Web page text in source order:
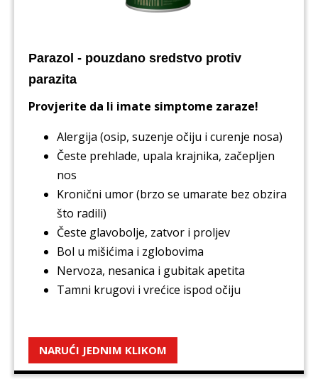
Parazol - pouzdano sredstvo protiv
parazita
Provjerite da li imate simptome zaraze!
Alergija (osip, suzenje očiju i curenje nosa)
Česte prehlade, upala krajnika, začepljen
nos
Kronični umor (brzo se umarate bez obzira
što radili)
Česte glavobolje, zatvor i proljev
Bol u mišićima i zglobovima
Nervoza, nesanica i gubitak apetita
Tamni krugovi i vrećice ispod očiju
NARUĆI JEDNIM KLIKOM